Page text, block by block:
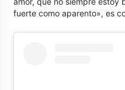
fuerte como aparento», es